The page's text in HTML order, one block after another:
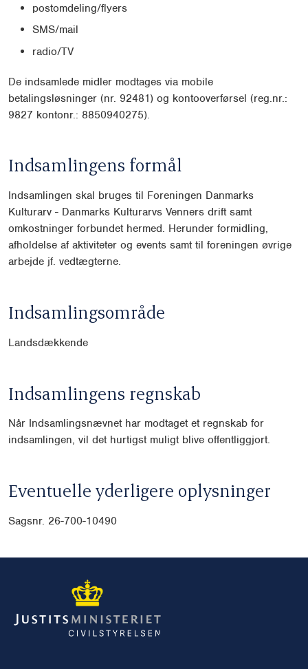
postomdeling/flyers
SMS/mail
radio/TV
De indsamlede midler modtages via mobile
betalingsløsninger (nr. 92481) og kontooverførsel (reg.nr.:
9827 kontonr.: 8850940275).
Indsamlingens formål
Indsamlingen skal bruges til Foreningen Danmarks
Kulturarv - Danmarks Kulturarvs Venners drift samt
omkostninger forbundet hermed. Herunder formidling,
afholdelse af aktiviteter og events samt til foreningen øvrige
arbejde jf. vedtægterne.
Indsamlingsområde
Landsdækkende
Indsamlingens regnskab
Når Indsamlingsnævnet har modtaget et regnskab for
indsamlingen, vil det hurtigst muligt blive offentliggjort.
Eventuelle yderligere oplysninger
Sagsnr. 26-700-10490